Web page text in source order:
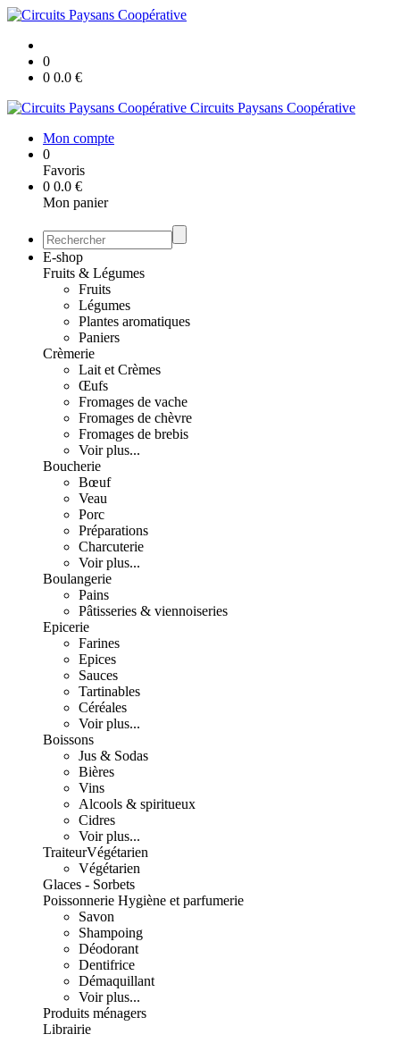
0
0 0.0 €
Circuits Paysans Coopérative
Mon compte
0
Favoris
0 0.0 €
Mon panier
E-shop
Fruits & Légumes
Fruits
Légumes
Plantes aromatiques
Paniers
Crèmerie
Lait et Crèmes
Œufs
Fromages de vache
Fromages de chèvre
Fromages de brebis
Voir plus...
Boucherie
Bœuf
Veau
Porc
Préparations
Charcuterie
Voir plus...
Boulangerie
Pains
Pâtisseries & viennoiseries
Epicerie
Farines
Epices
Sauces
Tartinables
Céréales
Voir plus...
Boissons
Jus & Sodas
Bières
Vins
Alcools & spiritueux
Cidres
Voir plus...
TraiteurVégétarien
Végétarien
Glaces - Sorbets
Poissonnerie Hygiène et parfumerie
Savon
Shampoing
Déodorant
Dentifrice
Démaquillant
Voir plus...
Produits ménagers
Librairie